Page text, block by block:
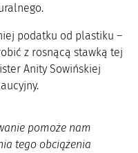
podatku od plastiku –
z rosnącą stawką tej
Anity Sowińskiej
pomoże nam
tego obciążenia